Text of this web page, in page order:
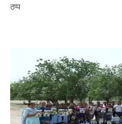
ठप्प